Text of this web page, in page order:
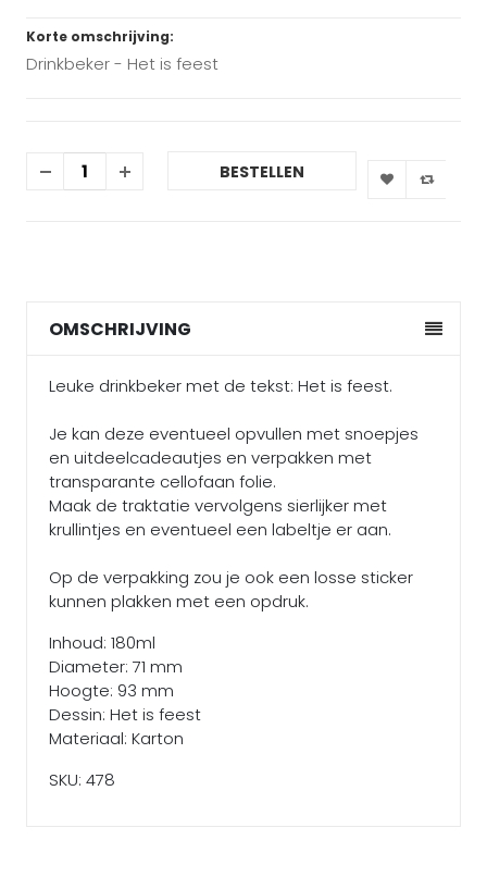
Korte omschrijving:
Drinkbeker - Het is feest
BESTELLEN
OMSCHRIJVING
Leuke drinkbeker met de tekst: Het is feest.
Je kan deze eventueel opvullen met snoepjes
en uitdeelcadeautjes en verpakken met
transparante cellofaan folie.
Maak de traktatie vervolgens sierlijker met
krullintjes en eventueel een labeltje er aan.
Op de verpakking zou je ook een losse sticker
kunnen plakken met een opdruk.
Inhoud: 180ml
Diameter: 71 mm
Hoogte: 93 mm
Dessin: Het is feest
Materiaal: Karton
SKU: 478